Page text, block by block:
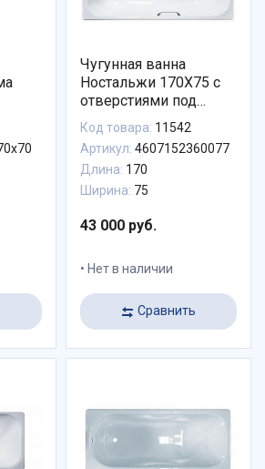
Чугунная ванна
Ностальжи 170X75 с
отверстиями под
ручки, Универсал
Код товара: 11542
Артикул: 4607152360077
Длина: 170
Ширина: 75
43 000 руб.
Нет в наличии
Сравнить